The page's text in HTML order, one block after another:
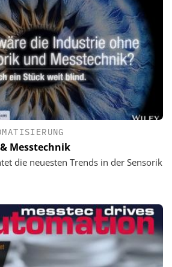
Messtechnik
die neuesten Trends in der Sensorik